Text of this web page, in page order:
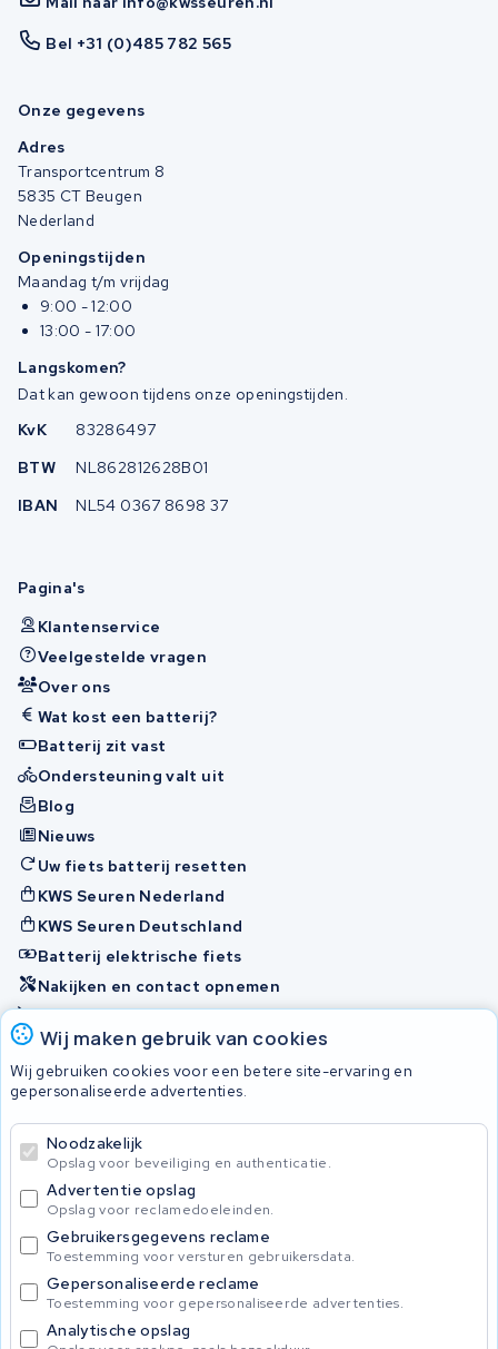
Wij maken gebruik van cookies
Wij gebruiken cookies voor een betere site-ervaring en
gepersonaliseerde advertenties.
Noodzakelijk
Opslag voor beveiliging en authenticatie.
Advertentie opslag
Opslag voor reclamedoeleinden.
Gebruikersgegevens reclame
Toestemming voor versturen gebruikersdata.
Gepersonaliseerde reclame
Toestemming voor gepersonaliseerde advertenties.
Analytische opslag
Bel +31 (0)485 782 565
Onze gegevens
Adres
Transportcentrum 8
5835 CT Beugen
Nederland
Openingstijden
Maandag t/m vrijdag
9:00 - 12:00
13:00 - 17:00
Langskomen?
Dat kan gewoon tijdens onze openingstijden.
KvK
83286497
BTW
NL862812628B01
IBAN
NL54 0367 8698 37
Pagina's
Klantenservice
Veelgestelde vragen
Over ons
Wat kost een batterij?
Batterij zit vast
Ondersteuning valt uit
Blog
Nieuws
Uw fiets batterij resetten
KWS Seuren Nederland
KWS Seuren Deutschland
Batterij elektrische fiets
Nakijken en contact opnemen
Onherstelbaar
Accu's
© 2026 KWS Seuren
Algemene voorwaarden
Privacy Policy